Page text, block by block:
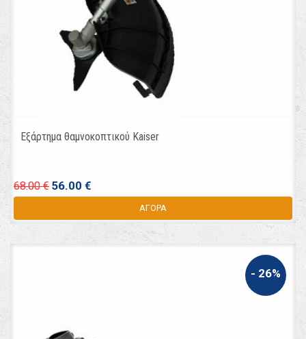
Εξάρτημα θαμνοκοπτικού Kaiser
68.00 € 56.00 €
ΑΓΟΡΑ
- 26%